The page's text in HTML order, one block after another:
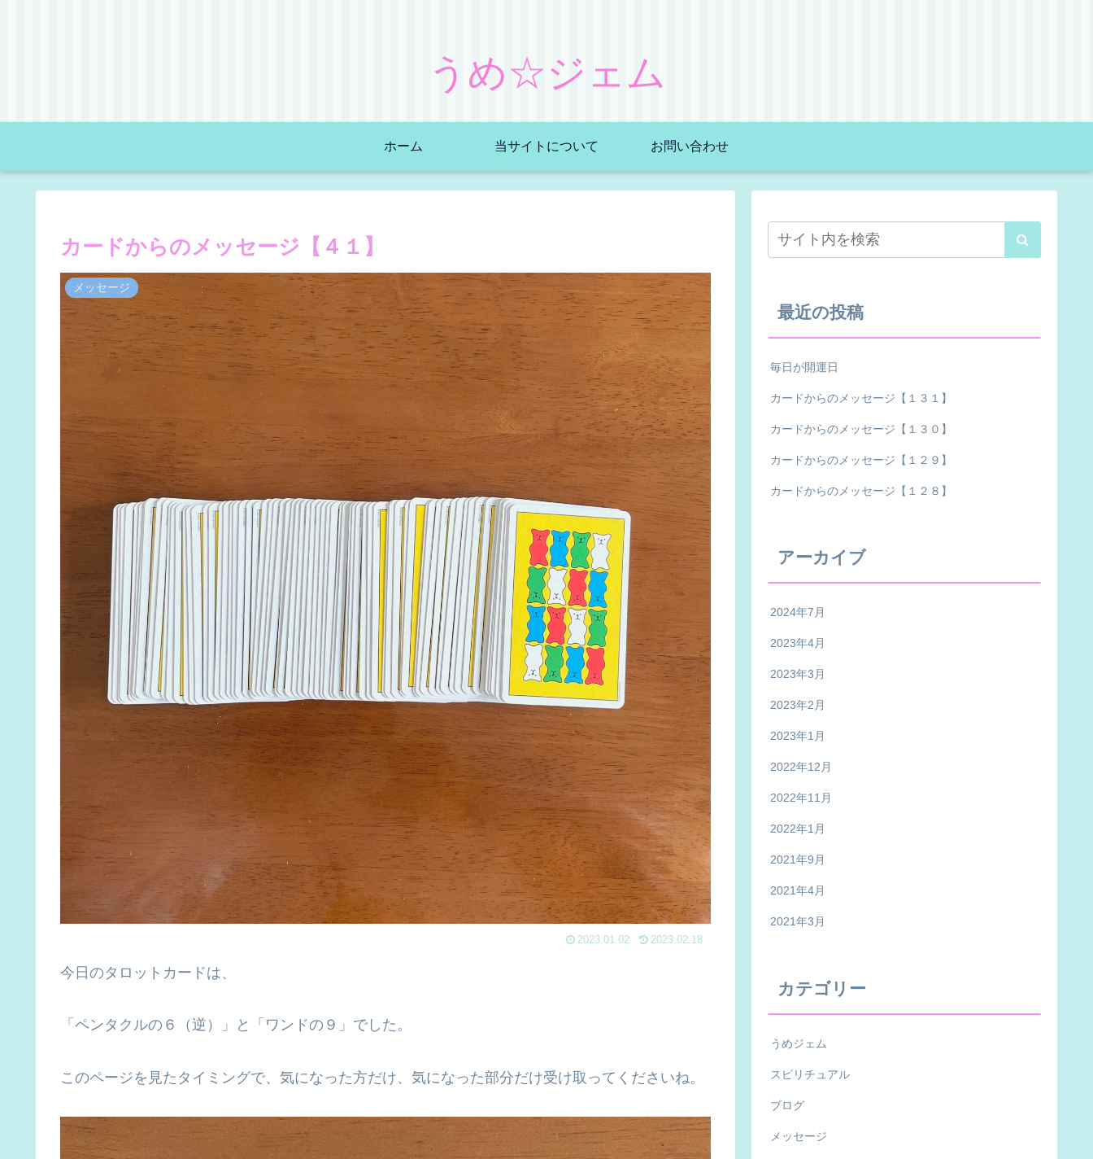
うめ☆ジェム
ホーム 当サイトについて お問い合わせ
カードからのメッセージ【４１】
メッセージ
2023.01.02 2023.02.18
今日のタロットカードは、
「ペンタクルの６（逆）」と「ワンドの９」でした。
このページを見たタイミングで、気になった方だけ、気になった部分だけ受け取ってくださいね。
最近の投稿
毎日が開運日
カードからのメッセージ【１３１】
カードからのメッセージ【１３０】
カードからのメッセージ【１２９】
カードからのメッセージ【１２８】
アーカイブ
2024年7月
2023年4月
2023年3月
2023年2月
2023年1月
2022年12月
2022年11月
2022年1月
2021年9月
2021年4月
2021年3月
カテゴリー
うめジェム
スピリチュアル
ブログ
メッセージ